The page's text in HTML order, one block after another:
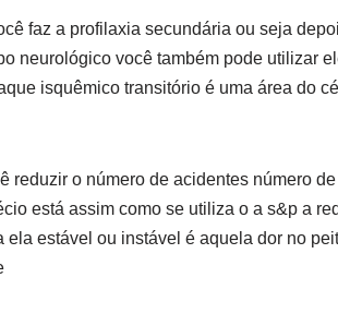
faz a profilaxia secundária ou seja
neurológico você também pode utilizar
isquêmico transitório é uma área do
reduzir o número de acidentes número
está assim como se utiliza o a s&p a
estável ou instável é aquela dor no